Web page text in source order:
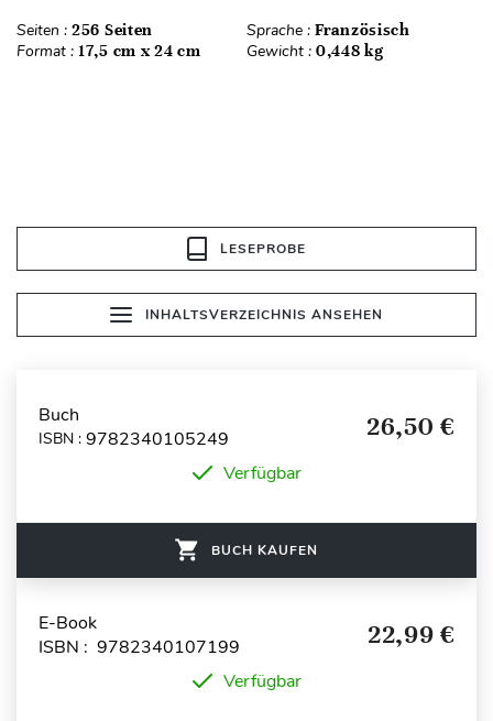
Seiten : 256 Seiten Sprache : Französisch
Format : 17,5 cm x 24 cm Gewicht : 0,448 kg
LESEPROBE
INHALTSVERZEICHNIS ANSEHEN
Buch
ISBN : 9782340105249 26,50 €
Verfügbar
BUCH KAUFEN
E-Book
ISBN : 9782340107199
22,99 €
Verfügbar